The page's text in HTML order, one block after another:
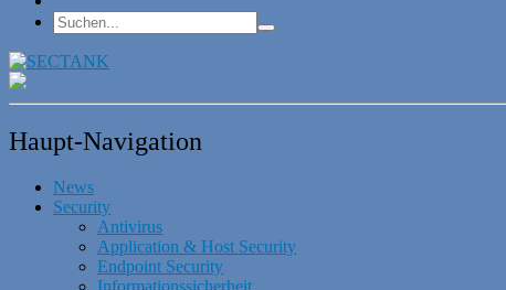
Haupt-Navigation
News
Security
Antivirus
Application & Host Security
Endpoint Security